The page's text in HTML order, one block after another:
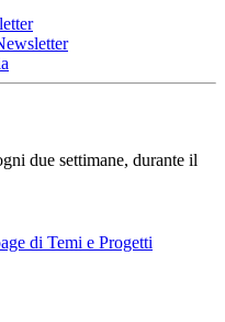
due settimane, durante il
di Temi e Progetti